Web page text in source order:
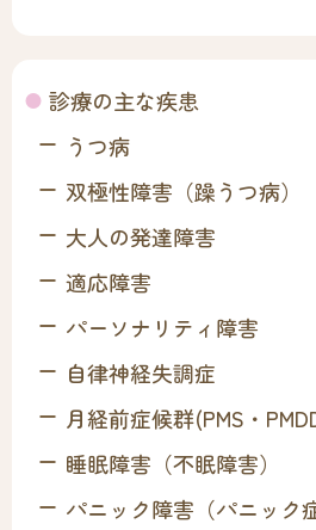
診療の主な疾患
うつ病
双極性障害（躁うつ病）
大人の発達障害
適応障害
パーソナリティ障害
自律神経失調症
月経前症候群(PMS・
睡眠障害（不眠障害）
パニック障害（パニック症